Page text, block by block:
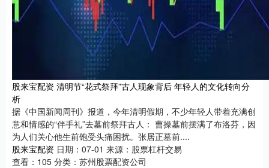
股来宝配资 清明节“花式祭拜”古人现象背后 年轻人的文化转向分
析
据《中国新闻周刊》报道，今年清明假期，不少年轻人带着充满创
意和情感的“伴手礼”去墓前祭拜古人： 曹操墓前摆满了布洛芬，因
为人们关心他生前饱受头痛困扰。张居正墓前....
股来宝配资 日期：07-01 来源：股票杠杆交易
查看： 105 分类： 苏州股票配资公司